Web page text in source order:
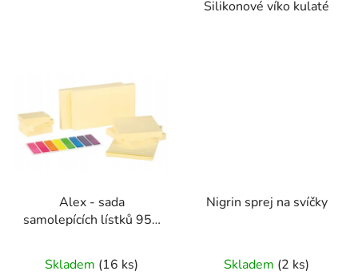
Silikonové víko kulaté
Alex - sada
samolepících lístků 950
Skladem (16 ks)
Nigrin sprej na svíčky
Skladem (2 ks)